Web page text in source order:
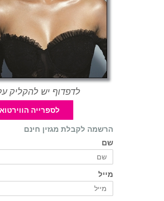
לדפדוף יש להקליק
לספרייה
הרשמה לקבלת מגזין חינם
שם
מייל